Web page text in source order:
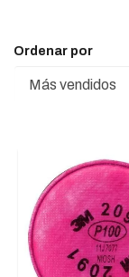
Ordenar por